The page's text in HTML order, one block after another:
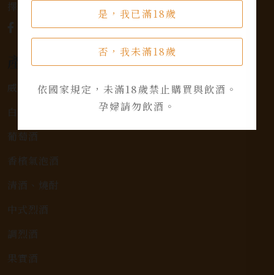
是，我已滿18歲
否，我未滿18歲
依國家規定，未滿18歲禁止購買與飲酒。
孕婦請勿飲酒。
擇，滿足您的個人口味和喜好。
產品類別
威士忌
白蘭地
葡萄酒
香檳氣泡酒
清酒、燒酎
中式烈酒
調烈酒
果實酒